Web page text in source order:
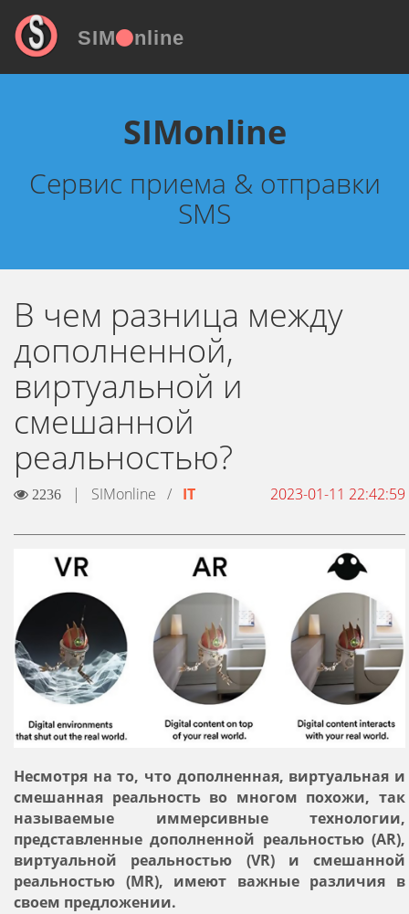
SIM nline
SIMonline
Сервис приема & отправки
SMS
В чем разница между
дополненной,
виртуальной и
смешанной
реальностью?
2236 | SIMonline / IT 2023-01-11 22:42:59
Несмотря на то, что дополненная, виртуальная и
смешанная реальность во многом похожи, так
называемые иммерсивные технологии,
представленные дополненной реальностью (AR),
виртуальной реальностью (VR) и смешанной
реальностью (MR), имеют важные различия в
своем предложении.